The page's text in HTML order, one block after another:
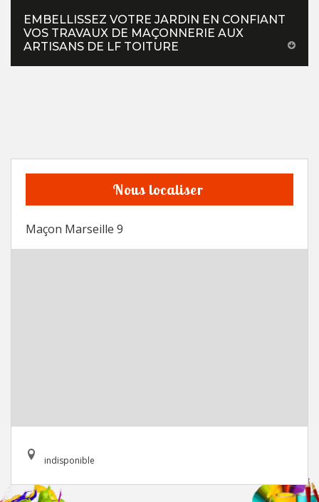
EMBELLISSEZ VOTRE JARDIN EN CONFIANT
VOS TRAVAUX DE MAÇONNERIE AUX
ARTISANS DE LF TOITURE
Nous localiser
Maçon Marseille 9
indisponible